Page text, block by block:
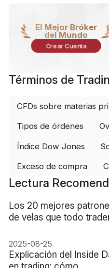
El Mejor Bróker
del Mundo
Crear Cuenta
Términos de
CFDs sobre materias
Tipos de órdenes
Índice Dow Jones
Exceso de compra
Lectura
Los 20 mejores
de velas que todo
2025-08-25
Explicación del Inside